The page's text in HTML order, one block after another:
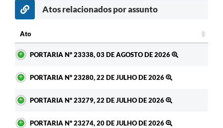
Atos relacionados por assunto
Ato
PORTARIA Nº 23338, 03 DE AGOSTO DE 2026
PORTARIA Nº 23280, 22 DE JULHO DE 2026
PORTARIA Nº 23279, 22 DE JULHO DE 2026
PORTARIA Nº 23274, 20 DE JULHO DE 2026